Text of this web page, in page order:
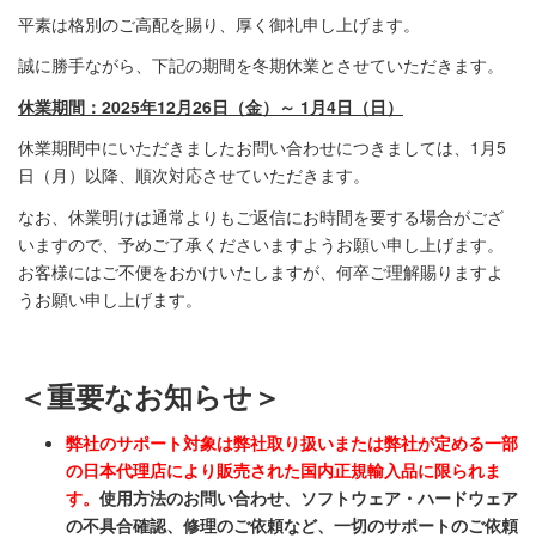
平素は格別のご高配を賜り、厚く御礼申し上げます。
誠に勝手ながら、下記の期間を冬期休業とさせていただきます。
休業期間：2025年12月26日（金）～ 1月4日（日）
休業期間中にいただきましたお問い合わせにつきましては、1月5
日（月）以降、順次対応させていただきます。
なお、休業明けは通常よりもご返信にお時間を要する場合がござ
いますので、予めご了承くださいますようお願い申し上げます。
お客様にはご不便をおかけいたしますが、何卒ご理解賜りますよ
うお願い申し上げます。
＜重要なお知らせ＞
弊社のサポート対象は弊社取り扱いまたは弊社が定める一部
の日本代理店により販売された国内正規輸入品に限られま
す。 使用方法のお問い合わせ、ソフトウェア・ハードウェア
の不具合確認、修理のご依頼など、一切のサポートのご依頼